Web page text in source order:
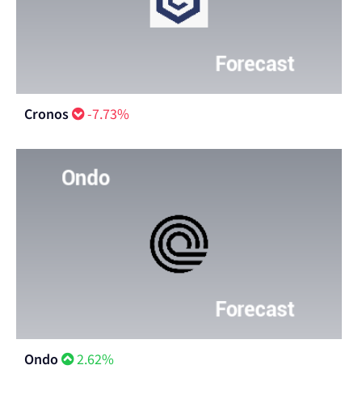
Cronos -7.73%
Ondo 2.62%